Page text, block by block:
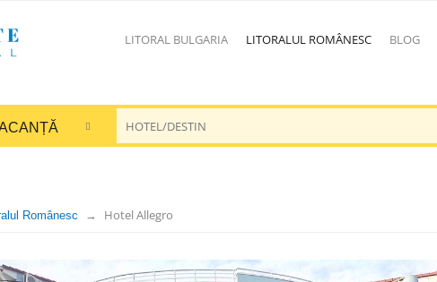
LITORAL BULGARIA LITORALUL ROMÂNESC BLOG
Românesc Hotel Allegro